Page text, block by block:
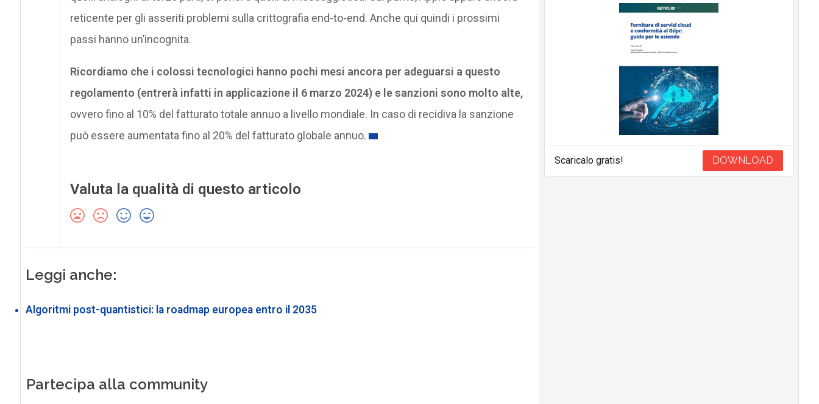
reticente per gli asseriti problemi sulla crittografia end-to-end. Anche qui quindi i prossimi
passi hanno un’incognita.
Ricordiamo che i colossi tecnologici hanno pochi mesi ancora per adeguarsi a questo
regolamento (entrerà infatti in applicazione il 6 marzo 2024) e le sanzioni sono molto alte,
ovvero fino al 10% del fatturato totale annuo a livello mondiale. In caso di recidiva la sanzione
può essere aumentata fino al 20% del fatturato globale annuo.
Valuta la qualità di questo articolo
Leggi anche:
Algoritmi post-quantistici: la roadmap europea entro il 2035
Partecipa alla community
Scaricalo gratis! DOWNLOAD